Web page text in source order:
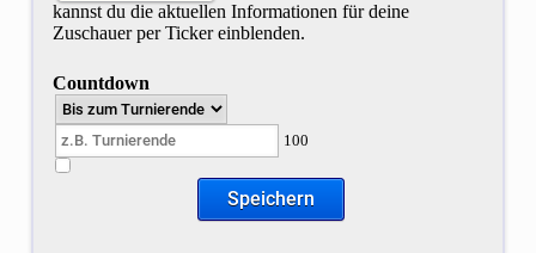
kannst du die aktuellen Informationen für deine
Zuschauer per Ticker einblenden.
Countdown
100